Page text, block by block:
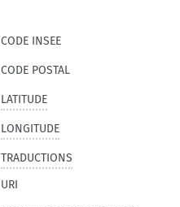
CODE INSEE
CODE POSTAL
LATITUDE
LONGITUDE
TRADUCTIONS
URI